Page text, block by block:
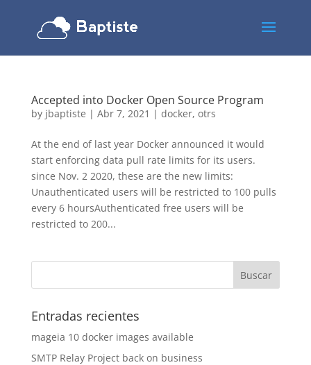
Accepted into Docker Open Source Program
by jbaptiste | Abr 7, 2021 | docker, otrs
At the end of last year Docker announced it would
start enforcing data pull rate limits for its users.
since Nov. 2 2020, these are the new limits:
Unauthenticated users will be restricted to 100 pulls
every 6 hoursAuthenticated free users will be
restricted to 200...
Entradas recientes
mageia 10 docker images available
SMTP Relay Project back on business